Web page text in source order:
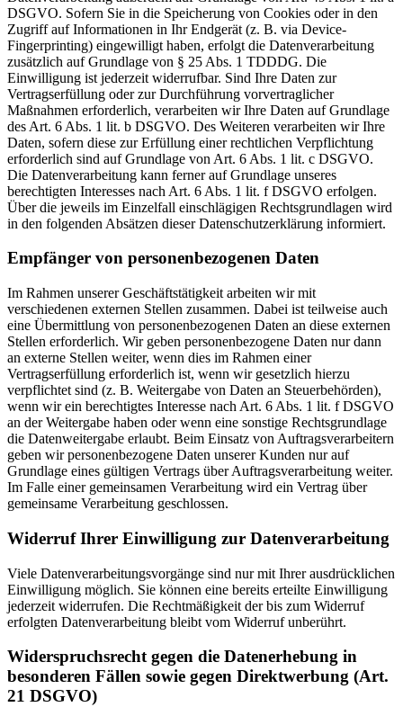
DSGVO. Sofern Sie in die Speicherung von Cookies oder in den
Zugriff auf Informationen in Ihr Endgerät (z. B. via Device-
Fingerprinting) eingewilligt haben, erfolgt die Datenverarbeitung
zusätzlich auf Grundlage von § 25 Abs. 1 TDDDG. Die
Einwilligung ist jederzeit widerrufbar. Sind Ihre Daten zur
Vertragserfüllung oder zur Durchführung vorvertraglicher
Maßnahmen erforderlich, verarbeiten wir Ihre Daten auf Grundlage
des Art. 6 Abs. 1 lit. b DSGVO. Des Weiteren verarbeiten wir Ihre
Daten, sofern diese zur Erfüllung einer rechtlichen Verpflichtung
erforderlich sind auf Grundlage von Art. 6 Abs. 1 lit. c DSGVO.
Die Datenverarbeitung kann ferner auf Grundlage unseres
berechtigten Interesses nach Art. 6 Abs. 1 lit. f DSGVO erfolgen.
Über die jeweils im Einzelfall einschlägigen Rechtsgrundlagen wird
in den folgenden Absätzen dieser Datenschutzerklärung informiert.
Empfänger von personenbezogenen Daten
Im Rahmen unserer Geschäftstätigkeit arbeiten wir mit
verschiedenen externen Stellen zusammen. Dabei ist teilweise auch
eine Übermittlung von personenbezogenen Daten an diese externen
Stellen erforderlich. Wir geben personenbezogene Daten nur dann
an externe Stellen weiter, wenn dies im Rahmen einer
Vertragserfüllung erforderlich ist, wenn wir gesetzlich hierzu
verpflichtet sind (z. B. Weitergabe von Daten an Steuerbehörden),
wenn wir ein berechtigtes Interesse nach Art. 6 Abs. 1 lit. f DSGVO
an der Weitergabe haben oder wenn eine sonstige Rechtsgrundlage
die Datenweitergabe erlaubt. Beim Einsatz von Auftragsverarbeitern
geben wir personenbezogene Daten unserer Kunden nur auf
Grundlage eines gültigen Vertrags über Auftragsverarbeitung weiter.
Im Falle einer gemeinsamen Verarbeitung wird ein Vertrag über
gemeinsame Verarbeitung geschlossen.
Widerruf Ihrer Einwilligung zur Datenverarbeitung
Viele Datenverarbeitungsvorgänge sind nur mit Ihrer ausdrücklichen
Einwilligung möglich. Sie können eine bereits erteilte Einwilligung
jederzeit widerrufen. Die Rechtmäßigkeit der bis zum Widerruf
erfolgten Datenverarbeitung bleibt vom Widerruf unberührt.
Widerspruchsrecht gegen die Datenerhebung in
besonderen Fällen sowie gegen Direktwerbung (Art.
21 DSGVO)